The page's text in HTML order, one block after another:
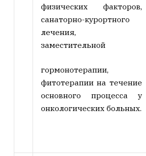
физических факторов,
санаторно-курортного
лечения,
заместительной
гормонотерапии,
фитотерапии на течение
основного процесса у
онкологических больных.